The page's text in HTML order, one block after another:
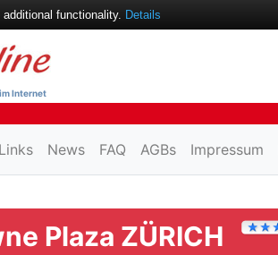
Internet
Links News FAQ AGBs Impressum
Plaza ZÜRICH
functionality. Details